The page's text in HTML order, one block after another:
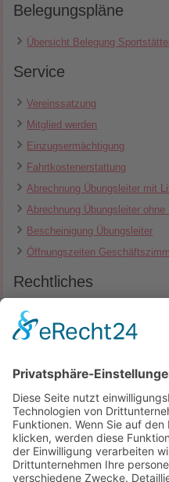
Belegungspläne
Übersicht Belegung
Service
Vereinssatzung
Mitglied werden
Einzugsermächtigung
Fahrtkostenerstattung
Abrechnung Übungsleiter mit
Abrechnung Übungsleiter ohne
Bescheinigung Übungsleiter
Öffnungszeiten
Rechtliches
Impressum
Datenschutzerklärung
Tischtennis
Montags 19:00 - 21:00
Mittwochs 20:15 - 22:00 (Halle)
Unsere Tischtennismannschaft
Den aktuellen Spielplan und